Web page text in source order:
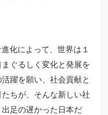
化によって、世界は１
ぐるしく変化と発展を
躍を願い、社会貢献と
ちが、そんな新しい社
足の遅かった日本だ